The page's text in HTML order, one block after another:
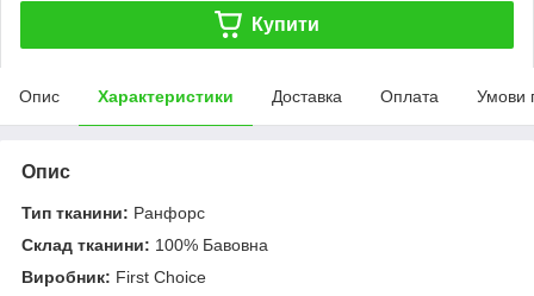
Купити
Опис Характеристики Доставка Оплата Умови
Опис
Тип тканини: Ранфорс
Склад тканини: 100% Бавовна
Виробник: First Choice